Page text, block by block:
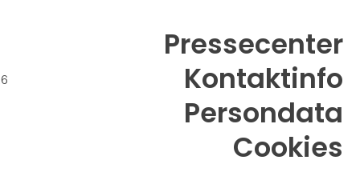
Pressecenter
Kontaktinfo
Persondata
Cookies